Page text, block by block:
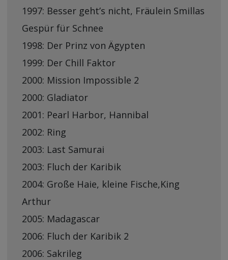
1997: Besser geht’s nicht, Fräulein Smillas
Gespür für Schnee
1998: Der Prinz von Ägypten
1999: Der Chill Faktor
2000: Mission Impossible 2
2000: Gladiator
2001: Pearl Harbor, Hannibal
2002: Ring
2003: Last Samurai
2003: Fluch der Karibik
2004: Große Haie, kleine Fische,King
Arthur
2005: Madagascar
2006: Fluch der Karibik 2
2006: Sakrileg